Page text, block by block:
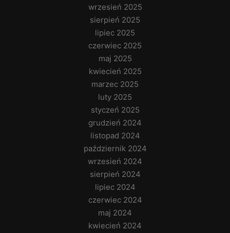
wrzesień 2025
sierpień 2025
lipiec 2025
czerwiec 2025
maj 2025
kwiecień 2025
marzec 2025
luty 2025
styczeń 2025
grudzień 2024
listopad 2024
październik 2024
wrzesień 2024
sierpień 2024
lipiec 2024
czerwiec 2024
maj 2024
kwiecień 2024